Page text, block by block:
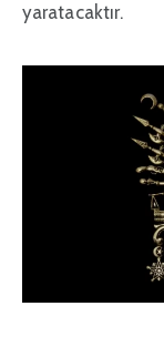
yaratacaktır.